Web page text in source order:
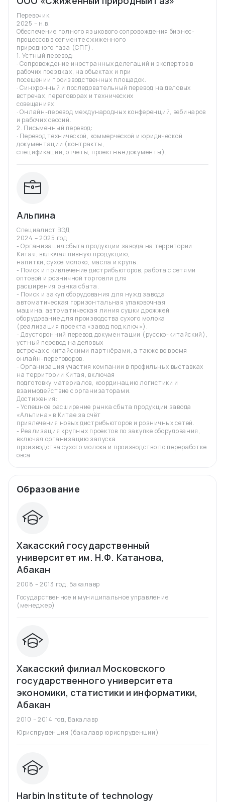
Перевочик
2025 – н.в.
Обеспечение полного языкового сопровождения бизнес-
процессов в сегменте сжиженного
природного газа (СПГ).
1. Устный перевод:
· Сопровождение иностранных делегаций и экспертов в
рабочих поездках, на объектах и при
посещении производственных площадок.
· Синхронный и последовательный перевод на деловых
встречах, переговорах и технических
совещаниях.
· Онлайн-перевод международных конференций, вебинаров
и рабочих сессий.
2. Письменный перевод:
· Перевод технической, коммерческой и юридической
документации (контракты,
спецификации, отчеты, проектные документы).
Альпина
Специалист ВЭД
2024 – 2025 год
- Организация сбыта продукции завода на территории
Китая, включая пивную продукцию,
напитки, сухое молоко, масла и крупы.
- Поиск и привлечение дистрибьюторов, работа с сетями
оптовой и розничной торговли для
расширения рынка сбыта.
- Поиск и закуп оборудования для нужд завода:
автоматическая горизонтальная упаковочная
машина, автоматическая линия сушки дрожжей,
оборудование для производства сухого молока
(реализация проекта «завод под ключ»).
- Двусторонний перевод документации (русско-китайский),
устный перевод на деловых
встречах с китайскими партнёрами, а также во время
онлайн-переговоров.
- Организация участия компании в профильных выставках
на территории Китая, включая
подготовку материалов, координацию логистики и
взаимодействие с организаторами.
Достижения:
- Успешное расширение рынка сбыта продукции завода
«Альпина» в Китае за счёт
привлечения новых дистрибьюторов и розничных сетей.
- Реализация крупных проектов по закупке оборудования,
включая организацию запуска
производства сухого молока и производство по переработке
овса
Образование
Хакасский государственный
университет им. Н.Ф. Катанова,
Абакан
2008 – 2013 год, Бакалавр
Государственное и муниципальное управление
(менеджер)
Хакасский филиал Московского
государственного университета
экономики, статистики и информатики,
Абакан
2010 – 2014 год, Бакалавр
Юриспруденция (бакалавр юриспруденции)
Harbin Institute of technology